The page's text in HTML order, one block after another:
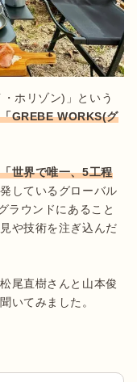
ホリゾン)」という
「GREBE WORKS(グ
「世界で唯一、5工程
しているグローバル
ラウンドにあること
や技術を注ぎ込んだ
尾直樹さんと山本俊
いてみました。